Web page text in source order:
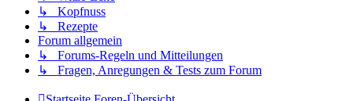
↳ Kopfnuss
↳ Rezepte
Forum allgemein
↳ Forums-Regeln und Mitteilungen
↳ Fragen, Anregungen & Tests zum Forum